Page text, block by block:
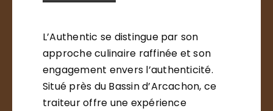
L’Authentic se distingue par son
approche culinaire raffinée et son
engagement envers l’authenticité.
Situé près du Bassin d’Arcachon, ce
traiteur offre une expérience